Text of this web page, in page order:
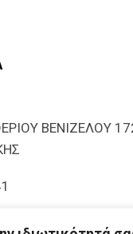
ΒΕΝΙΖΕΛΟΥ